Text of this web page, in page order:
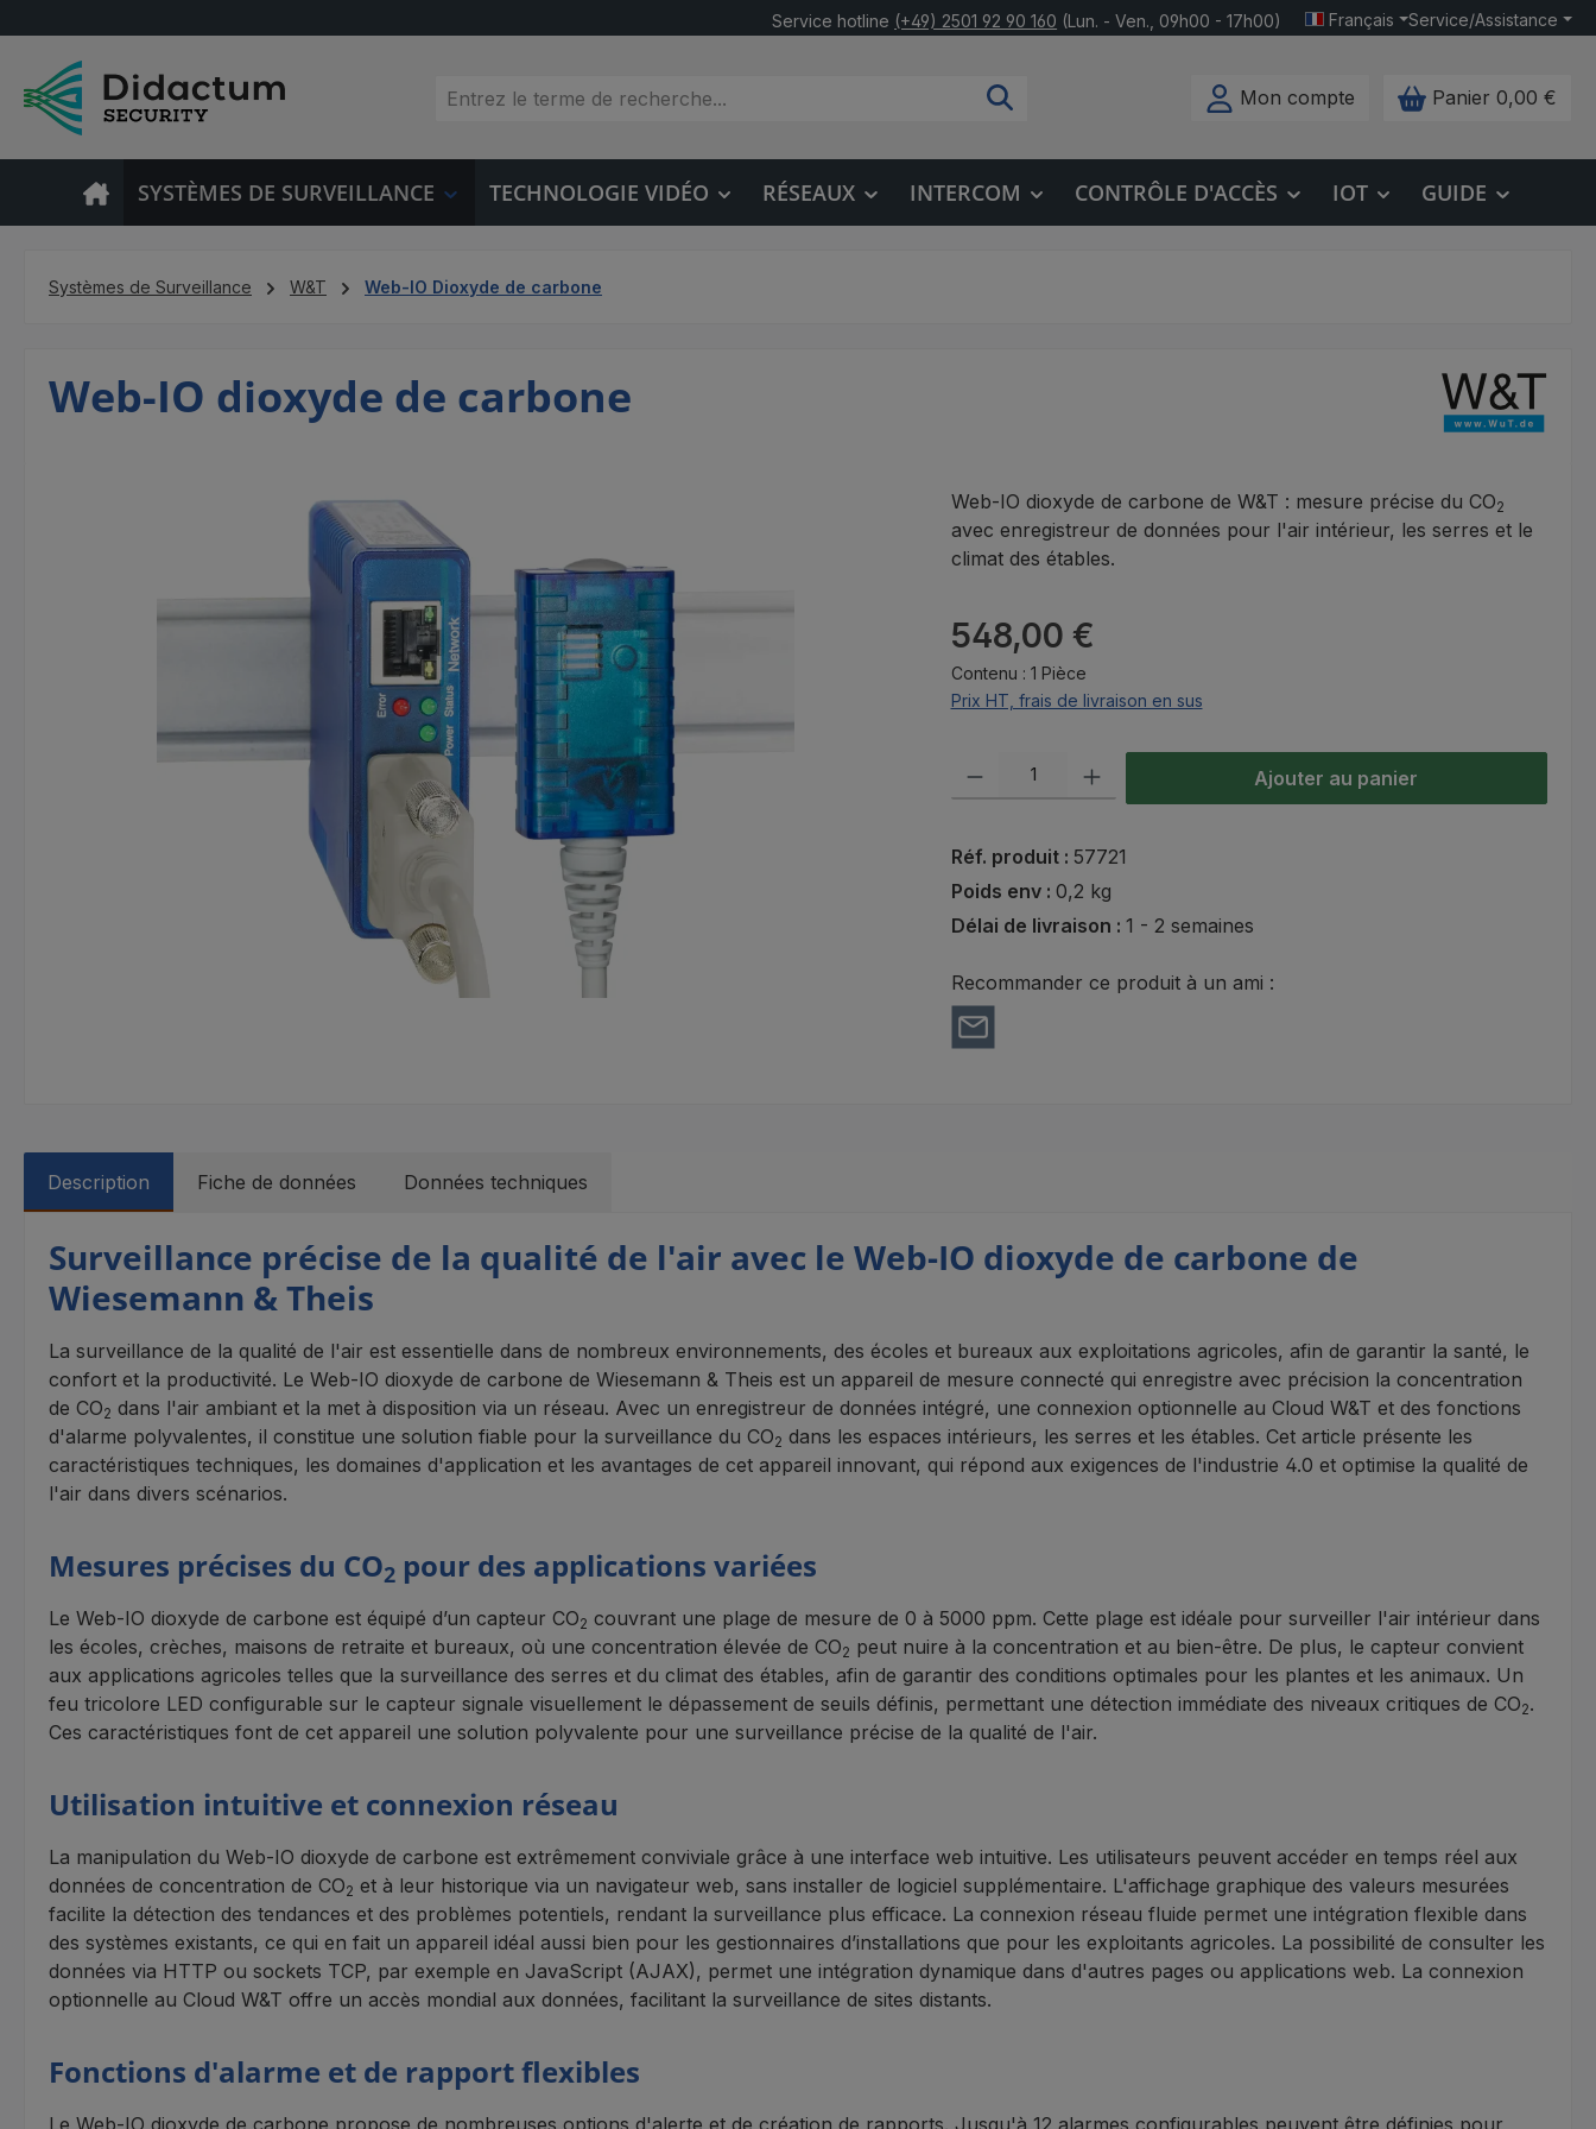
Service hotline (+49) 2501 92 90 160 (Lun. - Ven., 09h00 - 17h00) Français Service/Assistance
Mon compte Panier 0,00 €
SYSTÈMES DE SURVEILLANCE TECHNOLOGIE VIDÉO RÉSEAUX INTERCOM CONTRÔLE D'ACCÈS IOT GUIDE
Systèmes de Surveillance W&T Web-IO Dioxyde de carbone
Web-IO dioxyde de carbone
Web-IO dioxyde de carbone de W&T : mesure précise du CO2
avec enregistreur de données pour l'air intérieur, les serres et le
climat des étables.
Prix régulier :
548,00 €
Contenu : 1 Pièce
Prix HT, frais de livraison en sus
Quantité de produit : Entrez la quantité souhaitée ou utilisez les boutons pour
Ajouter au panier
Réf. produit : 57721
Poids env : 0,2 kg
Délai de livraison : 1 - 2 semaines
Recommander ce produit à un ami :
Description Fiche de données Données techniques
Surveillance précise de la qualité de l'air avec le Web-IO dioxyde de carbone de
Wiesemann & Theis
La surveillance de la qualité de l'air est essentielle dans de nombreux environnements, des écoles et bureaux aux exploitations agricoles, afin de garantir la santé, le
confort et la productivité. Le Web-IO dioxyde de carbone de Wiesemann & Theis est un appareil de mesure connecté qui enregistre avec précision la concentration
de CO2 dans l'air ambiant et la met à disposition via un réseau. Avec un enregistreur de données intégré, une connexion optionnelle au Cloud W&T et des fonctions
d'alarme polyvalentes, il constitue une solution fiable pour la surveillance du CO2 dans les espaces intérieurs, les serres et les étables. Cet article présente les
caractéristiques techniques, les domaines d'application et les avantages de cet appareil innovant, qui répond aux exigences de l'industrie 4.0 et optimise la qualité de
l'air dans divers scénarios.
Mesures précises du CO2 pour des applications variées
Le Web-IO dioxyde de carbone est équipé d’un capteur CO2 couvrant une plage de mesure de 0 à 5000 ppm. Cette plage est idéale pour surveiller l'air intérieur dans
les écoles, crèches, maisons de retraite et bureaux, où une concentration élevée de CO2 peut nuire à la concentration et au bien-être. De plus, le capteur convient
aux applications agricoles telles que la surveillance des serres et du climat des étables, afin de garantir des conditions optimales pour les plantes et les animaux. Un
feu tricolore LED configurable sur le capteur signale visuellement le dépassement de seuils définis, permettant une détection immédiate des niveaux critiques de CO2.
Ces caractéristiques font de cet appareil une solution polyvalente pour une surveillance précise de la qualité de l'air.
Utilisation intuitive et connexion réseau
La manipulation du Web-IO dioxyde de carbone est extrêmement conviviale grâce à une interface web intuitive. Les utilisateurs peuvent accéder en temps réel aux
données de concentration de CO2 et à leur historique via un navigateur web, sans installer de logiciel supplémentaire. L'affichage graphique des valeurs mesurées
facilite la détection des tendances et des problèmes potentiels, rendant la surveillance plus efficace. La connexion réseau fluide permet une intégration flexible dans
des systèmes existants, ce qui en fait un appareil idéal aussi bien pour les gestionnaires d’installations que pour les exploitants agricoles. La possibilité de consulter les
données via HTTP ou sockets TCP, par exemple en JavaScript (AJAX), permet une intégration dynamique dans d'autres pages ou applications web. La connexion
optionnelle au Cloud W&T offre un accès mondial aux données, facilitant la surveillance de sites distants.
Fonctions d'alarme et de rapport flexibles
Le Web-IO dioxyde de carbone propose de nombreuses options d'alerte et de création de rapports. Jusqu'à 12 alarmes configurables peuvent être définies pour